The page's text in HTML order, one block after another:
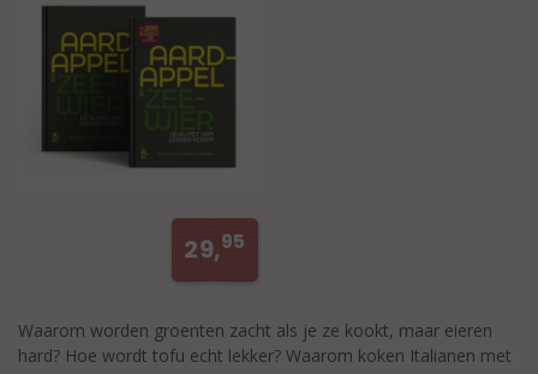
29,95
Waarom worden groenten zacht als je ze kookt, maar eieren
hard? Hoe wordt tofu echt lekker? Waarom koken Italianen met